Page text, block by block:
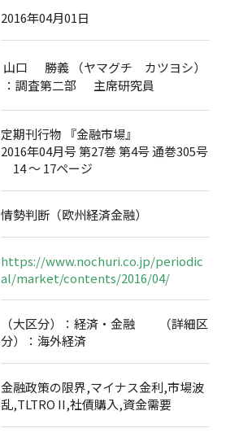
2016年04月01日
山口 勝義 （ヤマグチ カツヨシ）
：調査第二部 主席研究員
定期刊行物 『金融市場』
2016年04月号 第27巻 第4号 通巻305号
14 ～ 17ページ
情勢判断（欧州経済金融）
https://www.nochuri.co.jp/periodic
al/market/contents/2016/04/
（大区分）：経済・金融 （詳細区
分）：海外経済
金融政策の限界,マイナス金利,市場波
乱,TLTRO II,社債購入,資金需要